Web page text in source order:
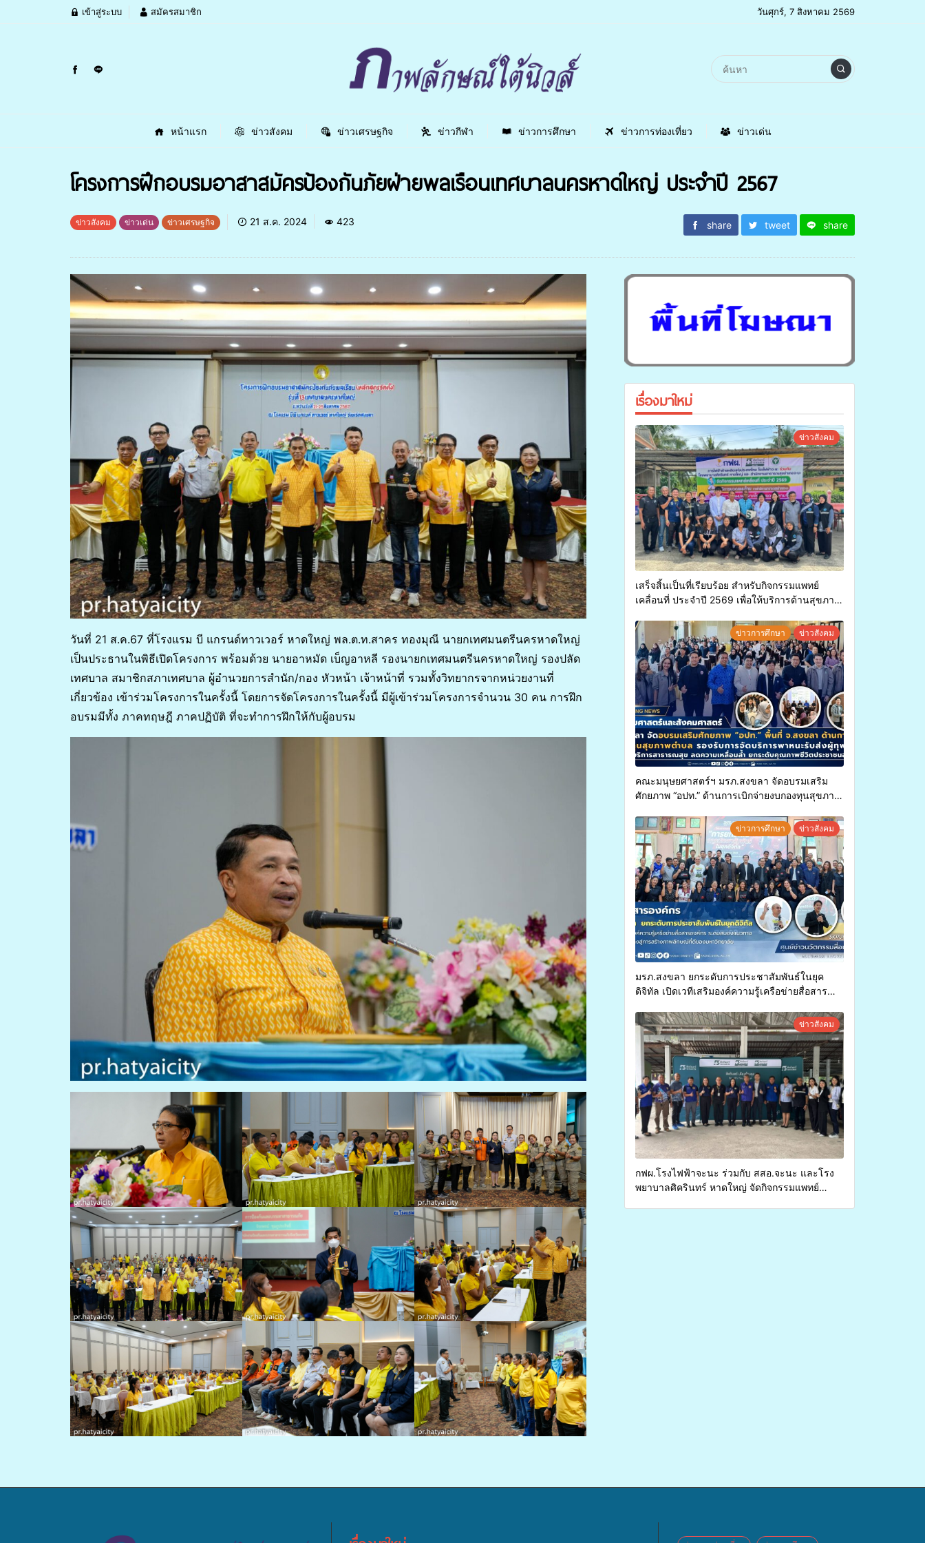
เข้าสู่ระบบ สมัครสมาชิก วันศุกร์, 7 สิงหาคม 2569
หน้าแรก ข่าวสังคม ข่าวเศรษฐกิจ ข่าวกีฬา ข่าวการศึกษา ข่าวการท่องเที่ยว ข่าวเด่น
โครงการฝึกอบรมอาสาสมัครป้องกันภัยฝ่ายพลเรือนเทศบาลนครหาดใหญ่ ประจำปี 2567
ข่าวสังคม ข่าวเด่น ข่าวเศรษฐกิจ 21 ส.ค. 2024 423 share tweet share
วันที่ 21 ส.ค.67 ที่โรงแรม บี แกรนด์ทาวเวอร์ หาดใหญ่ พล.ต.ท.สาคร ทองมุณี นายกเทศมนตรีนครหาดใหญ่
เป็นประธานในพิธีเปิดโครงการ พร้อมด้วย นายอาหมัด เบ็ญอาหลี รองนายกเทศมนตรีนครหาดใหญ่ รองปลัด
เทศบาล สมาชิกสภาเทศบาล ผู้อำนวยการสำนัก/กอง หัวหน้า เจ้าหน้าที่ รวมทั้งวิทยากรจากหน่วยงานที่
เกี่ยวข้อง เข้าร่วมโครงการในครั้งนี้ โดยการจัดโครงการในครั้งนี้ มีผู้เข้าร่วมโครงการจำนวน 30 คน การฝึก
อบรมมีทั้ง ภาคทฤษฎี ภาคปฏิบัติ ที่จะทำการฝึกให้กับผู้อบรม
เรื่องมาใหม่
ข่าวสังคม
เสร็จสิ้นเป็นที่เรียบร้อย สำหรับกิจกรรมแพทย์
เคลื่อนที่ ประจำปี 2569 เพื่อให้บริการด้านสุขภาพ
ข่าวการศึกษา ข่าวสังคม
คณะมนุษยศาสตร์ฯ มรภ.สงขลา จัดอบรมเสริม
ศักยภาพ “อปท.” ด้านการเบิกจ่ายงบกองทุนสุขภาพ
ทุพพลภาพเพื่อเข้ารับบริการสาธารณสุข ลดความ
เหลื่อมล้ำ ยกระดับคุณภาพชีวิตประชาชนอย่าง
ยั่งยืน
ข่าวการศึกษา ข่าวสังคม
มรภ.สงขลา ยกระดับการประชาสัมพันธ์ในยุค
ดิจิทัล เปิดเวทีเสริมองค์ความรู้เครือข่ายสื่อสาร
การสร้างภาพลักษณ์ที่ดีของมหาวิทยาลัยข่าวสังคม
กฟผ.โรงไฟฟ้าจะนะ ร่วมกับ สสอ.จะนะ และโรง
พยาบาลศิครินทร์ หาดใหญ่ จัดกิจกรรมแพทย์